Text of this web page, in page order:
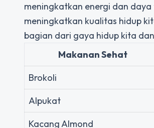
meningkatkan energi dan
meningkatkan kualitas hidup
bagian dari gaya hidup kita
Makanan Sehat
Brokoli
Alpukat
Kacang Almond